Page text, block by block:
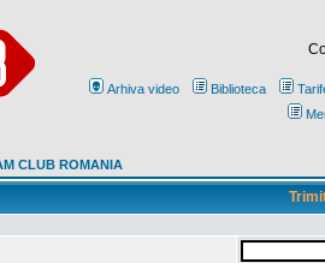
Arhiva video Biblioteca
CLUB ROMANIA